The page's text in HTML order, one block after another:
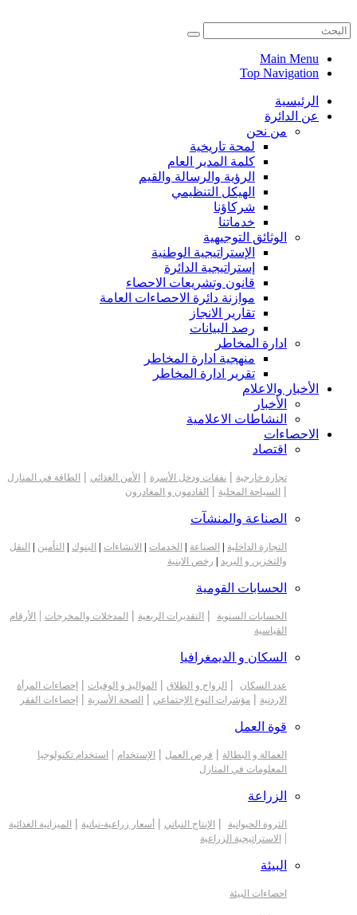
Main Menu
Top Navigation
الرئيسية
عن الدائرة
من نحن
لمحة تاريخية
كلمة المدير العام
الرؤية والرسالة والقيم
الهيكل التنظيمي
شركاؤنا
خدماتنا
الوثائق التوجيهية
الإستراتيجية الوطنية
إستراتيجية الدائرة
قانون وتشريعات الاحصاء
موازنة دائرة الاحصاءات العامة
تقارير الانجاز
رصد البيانات
ادارة المخاطر
منهجية ادارة المخاطر
تقرير ادارة المخاطر
الأخبار والاعلام
الأخبار
النشاطات الاعلامية
الاحصاءات
اقتصاد
تجارة خارجية | نفقات ودخل الأسرة | الأمن الغذائي | الطاقة في المنازل
| السياحة المحلية | القادمون و المغادرون
الصناعة والمنشآت
التجارة الداخلية | الصناعة | الخدمات | الانشاءات | البنوك | التأمين | النقل
والتخزين و البريد | رخص الابنية
الحسابات القومية
الحسابات السنوية | التقديرات الربعية | المدخلات والمخرجات | الأرقام
القياسية
السكان و الديمغرافيا
عدد السكان | الزواج و الطلاق | المواليد و الوفيات | إحصاءات المرأة
الاردنية | مؤشرات النوع الإجتماعي | الصحة الأسرية | إحصاءات الفقر
قوة العمل
العمالة و البطالة | فرص العمل | الإستخدام | استخدام تكنولوجيا
المعلومات في المنازل
الزراعة
الثروة الحيوانية | الإنتاج النباتي | أسعار زراعية-نباتية | الميزانية الغذائية
| الاستراتيجية الزراعية
البيئة
احصاءات البيئة